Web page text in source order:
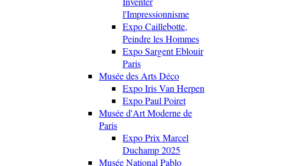
l'Impressionnisme
Expo Caillebotte,
Peindre les Hommes
Expo Sargent Eblouir
Paris
Musée des Arts Déco
Expo Iris Van Herpen
Expo Paul Poiret
Musée d'Art Moderne de
Paris
Expo Prix Marcel
Duchamp 2025
Musée National Pablo